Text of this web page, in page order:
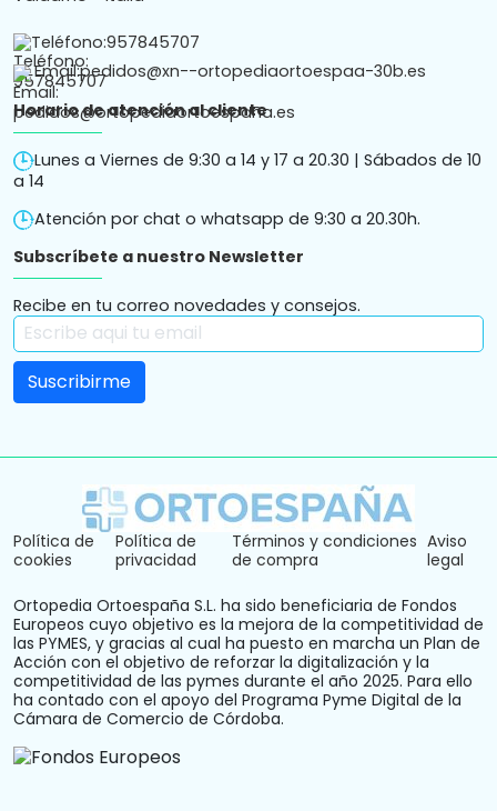
Teléfono:957845707
Email:pedidos@xn--ortopediaortoespaa-30b.es
Horario de atención al cliente
Lunes a Viernes de 9:30 a 14 y 17 a 20.30 | Sábados de 10
a 14
Atención por chat o whatsapp de 9:30 a 20.30h.
Subscríbete a nuestro Newsletter
Recibe en tu correo novedades y consejos.
Política de
cookies
Política de
privacidad
Términos y condiciones
de compra
Aviso
legal
Ortopedia Ortoespaña S.L. ha sido beneficiaria de Fondos
Europeos cuyo objetivo es la mejora de la competitividad de
las PYMES, y gracias al cual ha puesto en marcha un Plan de
Acción con el objetivo de reforzar la digitalización y la
competitividad de las pymes durante el año 2025. Para ello
ha contado con el apoyo del Programa Pyme Digital de la
Cámara de Comercio de Córdoba.